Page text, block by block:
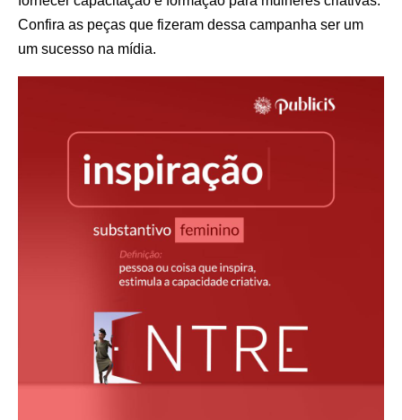
Confira as peças que fizeram dessa campanha ser um
um sucesso na mídia.